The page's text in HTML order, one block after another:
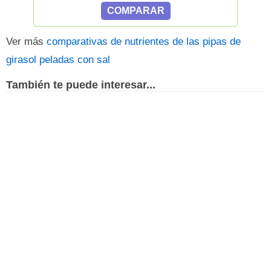
Ver más comparativas de nutrientes de las pipas de
girasol peladas con sal
También te puede interesar...